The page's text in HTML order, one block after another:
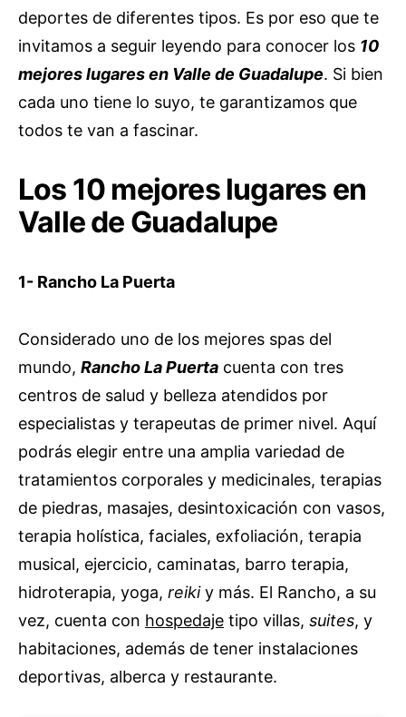
deportes de diferentes tipos. Es por eso que te
invitamos a seguir leyendo para conocer los 10
mejores lugares en Valle de Guadalupe. Si bien
cada uno tiene lo suyo, te garantizamos que
todos te van a fascinar.
Los 10 mejores lugares en
Valle de Guadalupe
1- Rancho La Puerta
Considerado uno de los mejores spas del
mundo, Rancho La Puerta cuenta con tres
centros de salud y belleza atendidos por
especialistas y terapeutas de primer nivel. Aquí
podrás elegir entre una amplia variedad de
tratamientos corporales y medicinales, terapias
de piedras, masajes, desintoxicación con vasos,
terapia holística, faciales, exfoliación, terapia
musical, ejercicio, caminatas, barro terapia,
hidroterapia, yoga, reikiy más. El Rancho, a su
vez, cuenta con hospedaje tipo villas, suites, y
habitaciones, además de tener instalaciones
deportivas, alberca y restaurante.